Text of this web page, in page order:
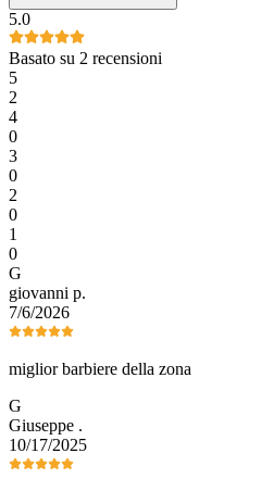
5.0
Basato su 2 recensioni
5
2
4
0
3
0
2
0
1
0
G
giovanni p.
7/6/2026
miglior barbiere della zona
G
Giuseppe .
10/17/2025